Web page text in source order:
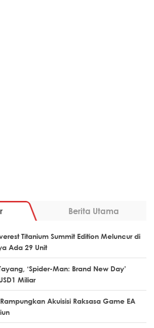
Berita Utama
Titanium Summit Edition Meluncur di
Ada 29 Unit
‘Spider-Man: Brand New Day’
Miliar
Akuisisi Raksasa Game EA